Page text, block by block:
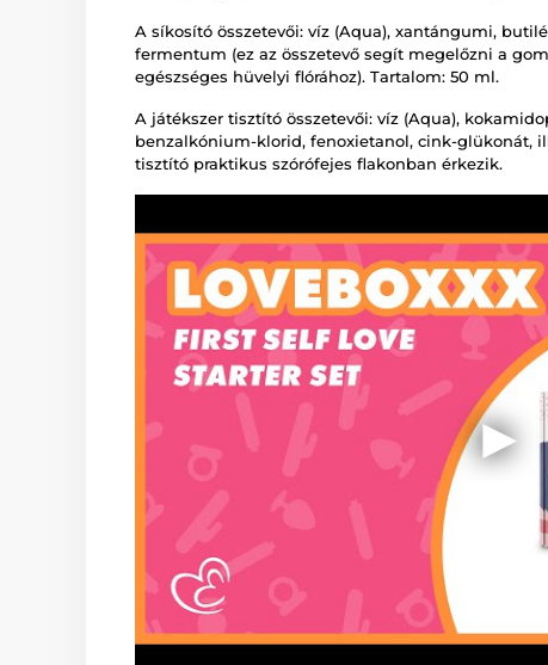
A síkosító összetevői: víz (Aqua), xantángumi,
fermentum (ez az összetevő segít megelőzni a
egészséges hüvelyi flórához). Tartalom: 50 ml.
A játékszer tisztító összetevői: víz (Aqua),
benzalkónium-klorid, fenoxietanol, cink-glükonát,
tisztító praktikus szórófejes flakonban érkezik.